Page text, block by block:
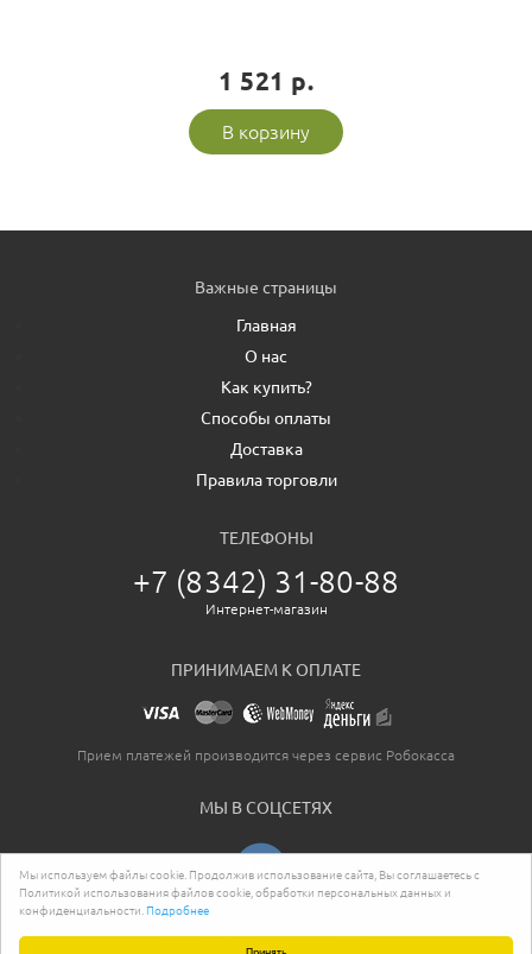
Мы используем файлы cookie. Продолжив использование сайта, Вы соглашаетесь с
Политикой использования файлов cookie, обработки персональных данных и
конфиденциальности. Подробнее
1 521 р.
В корзину
Важные страницы
Главная
О нас
Как купить?
Способы оплаты
Доставка
Правила торговли
ТЕЛЕФОНЫ
+7 (8342) 31-80-88
Интернет-магазин
ПРИНИМАЕМ К ОПЛАТЕ
Прием платежей производится через сервис Робокасса
МЫ В СОЦСЕТЯХ
2026. Все права защищены.